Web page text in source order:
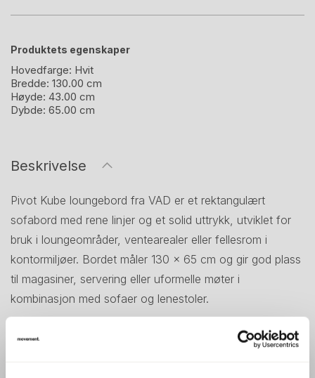
Produktets egenskaper
Hovedfarge: Hvit
Bredde: 130.00 cm
Høyde: 43.00 cm
Dybde: 65.00 cm
Beskrivelse
Pivot Kube loungebord fra VAD er et rektangulært
sofabord med rene linjer og et solid uttrykk, utviklet for
bruk i loungeområder, ventearealer eller fellesrom i
kontormiljøer. Bordet måler 130 × 65 cm og gir god plass
til magasiner, servering eller uformelle møter i
kombinasjon med sofaer og lenestoler.
Med sitt enkle og stramme formspråk er Pivot Kube lett å
kombinere med ulike sittegrupper, og den robuste